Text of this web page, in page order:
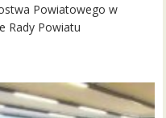
Powiatowego w
Rady Powiatu